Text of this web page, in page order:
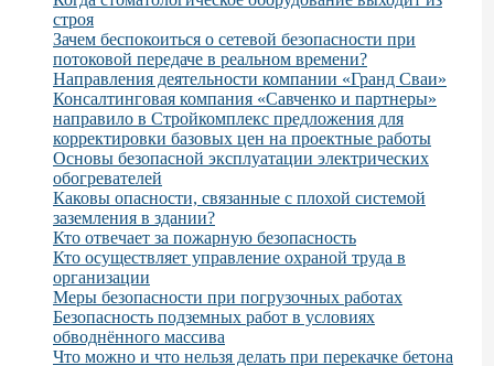
строя
Зачем беспокоиться о сетевой безопасности при
потоковой передаче в реальном времени?
Направления деятельности компании «Гранд Сваи»
Консалтинговая компания «Савченко и партнеры»
направило в Стройкомплекс предложения для
корректировки базовых цен на проектные работы
Основы безопасной эксплуатации электрических
обогревателей
Каковы опасности, связанные с плохой системой
заземления в здании?
Кто отвечает за пожарную безопасность
Кто осуществляет управление охраной труда в
организации
Меры безопасности при погрузочных работах
Безопасность подземных работ в условиях
обводнённого массива
Что можно и что нельзя делать при перекачке бетона